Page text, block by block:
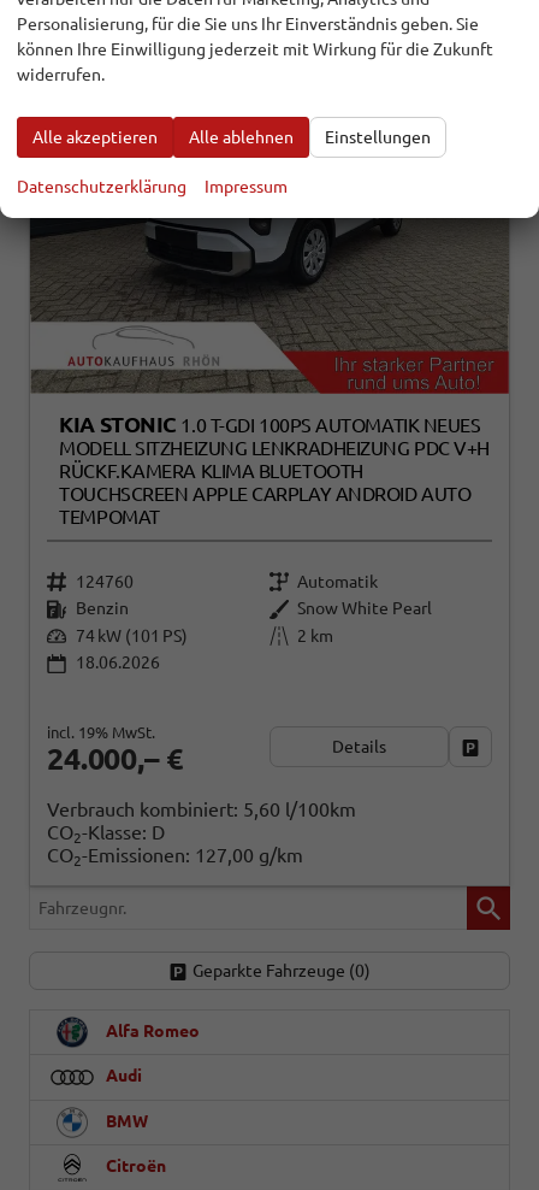
KIA STONIC 1.0 T-GDI 100PS AUTOMATIK NEUES
MODELL SITZHEIZUNG LENKRADHEIZUNG PDC V+H
RÜCKF.KAMERA KLIMA BLUETOOTH
TOUCHSCREEN APPLE CARPLAY ANDROID AUTO
TEMPOMAT
124760
Automatik
Benzin
Snow White Pearl
74 kW (101 PS)
2 km
18.06.2026
24.000,– €
incl. 19% MwSt.
Details
Verbrauch kombiniert: 5,60 l/100km
CO2-Klasse: D
CO2-Emissionen: 127,00 g/km
Fahrzeugnr.
Geparkte Fahrzeuge (0)
Alfa Romeo
Audi
BMW
Citroën
Personalisierung, für die Sie uns Ihr Einverständnis geben. Sie
können Ihre Einwilligung jederzeit mit Wirkung für die Zukunft
widerrufen.
Alle akzeptieren Alle ablehnen Einstellungen
Datenschutzerklärung Impressum